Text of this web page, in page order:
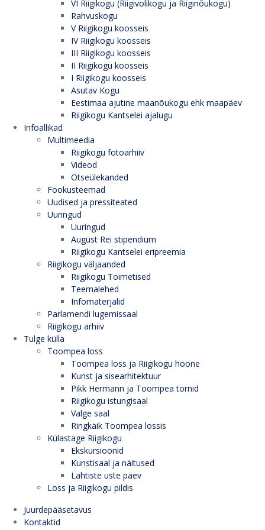
VI Riigikogu (Riigivolikogu ja Riiginõukogu)
Rahvuskogu
V Riigikogu koosseis
IV Riigikogu koosseis
III Riigikogu koosseis
II Riigikogu koosseis
I Riigikogu koosseis
Asutav Kogu
Eestimaa ajutine maanõukogu ehk maapäev
Riigikogu Kantselei ajalugu
Infoallikad
Multimeedia
Riigikogu fotoarhiiv
Videod
Otseülekanded
Fookusteemad
Uudised ja pressiteated
Uuringud
Uuringud
August Rei stipendium
Riigikogu Kantselei eripreemia
Riigikogu väljaanded
Riigikogu Toimetised
Teemalehed
Infomaterjalid
Parlamendi lugemissaal
Riigikogu arhiiv
Tulge külla
Toompea loss
Toompea loss ja Riigikogu hoone
Kunst ja sisearhitektuur
Pikk Hermann ja Toompea tornid
Riigikogu istungisaal
Valge saal
Ringkäik Toompea lossis
Külastage Riigikogu
Ekskursioonid
Kunstisaal ja näitused
Lahtiste uste päev
Loss ja Riigikogu pildis
Juurdepääsetavus
Kontaktid